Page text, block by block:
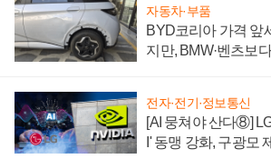
자동차·부품
BYD코리아 가격 앞
지만, BMW·벤츠보
전자·전기·정보통신
[AI 뭉쳐야 산다⑧]
I' 동맹 강화, 구광모